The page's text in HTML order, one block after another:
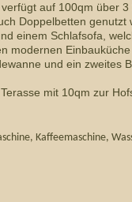
auf 100qm über
Doppelbetten genutzt
einem Schlafsofa,
modernen
und ein zweites
mit 10qm zur
Kaffeemaschine,